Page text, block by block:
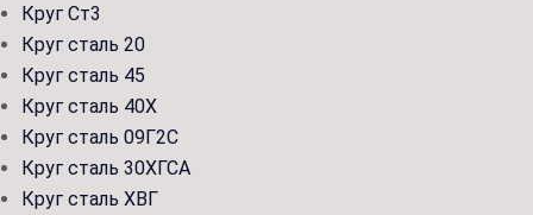
Круг Ст3
Круг сталь 20
Круг сталь 45
Круг сталь 40Х
Круг сталь 09Г2С
Круг сталь 30ХГСА
Круг сталь ХВГ